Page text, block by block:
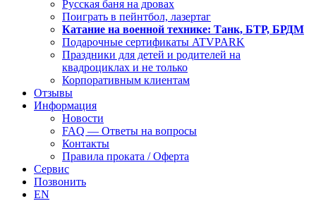
Русская баня на дровах
Поиграть в пейнтбол, лазертаг
Катание на военной технике: Танк, БТР, БРДМ
Подарочные сертификаты ATVPARK
Праздники для детей и родителей на
квадроциклах и не только
Корпоративным клиентам
Отзывы
Информация
Новости
FAQ — Ответы на вопросы
Контакты
Правила проката / Оферта
Сервис
Позвонить
EN